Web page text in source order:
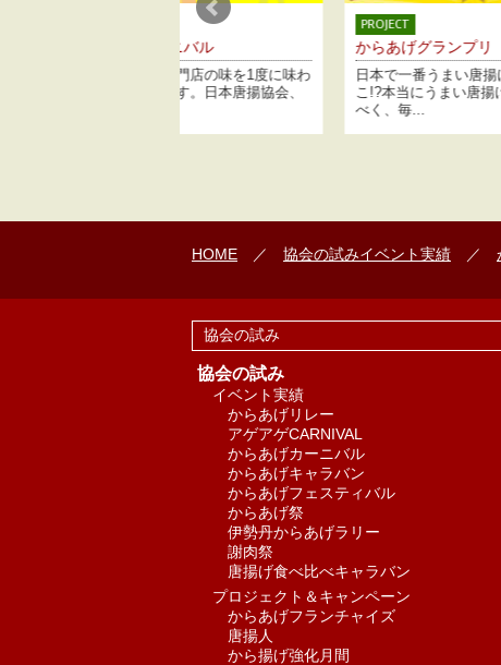
PROJECT
からあげグランプリ
日本で一番うまい唐揚げ屋さんはど
こ!?本当にうまい唐揚げ店を決める
謝肉
日本
HOME ／ 協会の試みイベント実績 ／
協会の試み
協会の試み
イベント実績
からあげリレー
アゲアゲCARNIVAL
からあげカーニバル
からあげキャラバン
からあげフェスティバル
からあげ祭
伊勢丹からあげラリー
謝肉祭
唐揚げ食べ比べキャラバン
プロジェクト＆キャンペーン
からあげフランチャイズ
唐揚人
から揚げ強化月間